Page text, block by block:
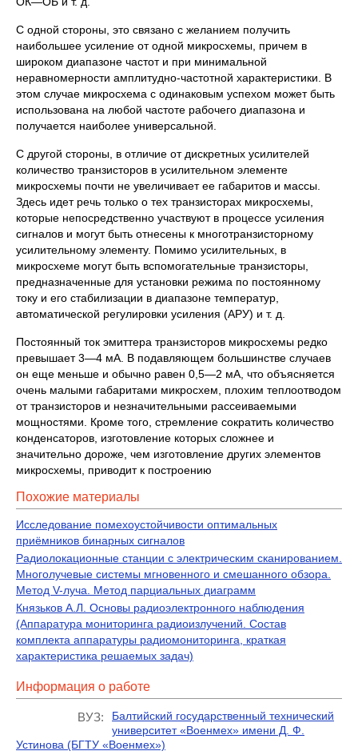
С одной стороны, это связано с желанием получить
наибольшее усиление от одной микросхемы, причем в
широком диапазоне частот и при минимальной
неравномерности амплитудно-частотной характеристики. В
этом случае микросхема с одинаковым успехом может быть
использована на любой частоте рабочего диапазона и
получается наиболее универсальной.
С другой стороны, в отличие от дискретных усилителей
количество транзисторов в усилительном элементе
микросхемы почти не увеличивает ее габаритов и массы.
Здесь идет речь только о тех транзисторах микросхемы,
которые непосредственно участвуют в процессе усиления
сигналов и могут быть отнесены к многотранзисторному
усилительному элементу. Помимо усилительных, в
микросхеме могут быть вспомогательные транзисторы,
предназначенные для установки режима по постоянному
току и его стабилизации в диапазоне температур,
автоматической регулировки усиления (АРУ) и т. д.
Постоянный ток эмиттера транзисторов микросхемы редко
превышает 3—4 мА. В подавляющем большинстве случаев
он еще меньше и обычно равен 0,5—2 мА, что объясняется
очень малыми габаритами микросхем, плохим теплоотводом
от транзисторов и незначительными рассеиваемыми
мощностями. Кроме того, стремление сократить количество
конденсаторов, изготовление которых сложнее и
значительно дороже, чем изготовление других элементов
микросхемы, приводит к построению
Похожие материалы
Исследование помехоустойчивости оптимальных
приёмников бинарных сигналов
Радиолокационные станции с электрическим сканированием.
Многолучевые системы мгновенного и смешанного обзора.
Метод V-луча. Метод парциальных диаграмм
Князьков А.Л. Основы радиоэлектронного наблюдения
(Аппаратура мониторинга радиоизлучений. Состав
комплекта аппаратуры радиомониторинга, краткая
характеристика решаемых задач)
Информация о работе
ВУЗ:
Балтийский государственный технический
университет «Военмех» имени Д. Ф.
Устинова (БГТУ «Военмех»)